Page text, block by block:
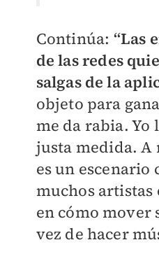
Continúa: “Las
de las redes
salgas de la
objeto para
me da rabia. Yo
justa medida. A
es un escenario
muchos artistas
en cómo mover
vez de hacer